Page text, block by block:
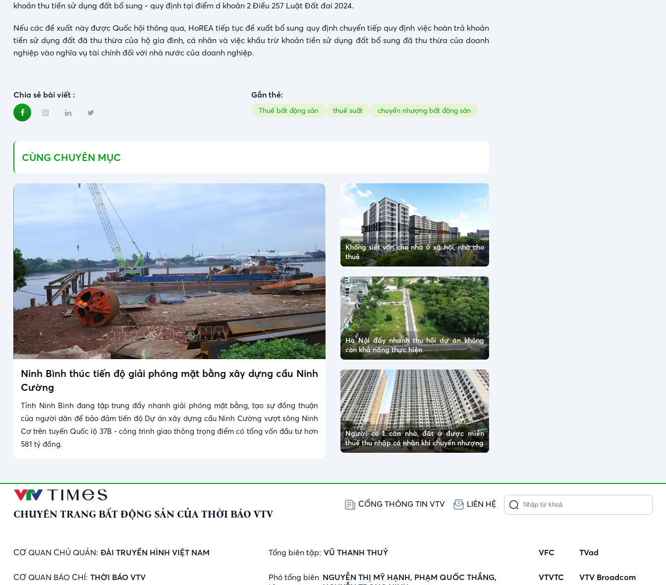
khoản thu tiền sử dụng đất bổ sung - quy định tại điểm d khoản 2 Điều 257 Luật Đất đai 2024.
Nếu các đề xuất này được Quốc hội thông qua, HoREA tiếp tục đề xuất bổ sung quy định chuyển tiếp quy định việc hoàn trả khoản
tiền sử dụng đất đã thu thừa của hộ gia đình, cá nhân và việc khấu trừ khoản tiền sử dụng đất bổ sung đã thu thừa của doanh
nghiệp vào nghĩa vụ tài chính đối với nhà nước của doanh nghiệp.
Chia sẻ bài viết : Gắn thẻ:
Thuế bất động sản thuế suất chuyển nhượng bất động sản
CÙNG CHUYÊN MỤC
Ninh Bình thúc tiến độ giải phóng mặt bằng xây dựng cầu Ninh
Cường
Tỉnh Ninh Bình đang tập trung đẩy nhanh giải phóng mặt bằng, tạo sự đồng thuận
của người dân để bảo đảm tiến độ Dự án xây dựng cầu Ninh Cường vượt sông Ninh
Cơ trên tuyến Quốc lộ 37B - công trình giao thông trọng điểm có tổng vốn đầu tư hơn
581 tỷ đồng.
Không siết vốn cho nhà ở xã hội, nhà cho
thuê
Hà Nội đẩy nhanh thu hồi dự án không
còn khả năng thực hiện
Người có 1 căn nhà, đất ở được miễn
thuế thu nhập cá nhân khi chuyển nhượng
CHUYÊN TRANG BẤT ĐỘNG SẢN CỦA THỜI BÁO VTV
CỔNG THÔNG TIN VTV LIÊN HỆ
CƠ QUAN CHỦ QUẢN: ĐÀI TRUYỀN HÌNH VIỆT NAM
CƠ QUAN BÁO CHÍ: THỜI BÁO VTV
Tổng biên tập: VŨ THANH THUỶ
Phó tổng biên NGUYỄN THỊ MỸ HẠNH, PHẠM QUỐC THẮNG,
VFC
VTVTC
TVad
VTV Broadcom